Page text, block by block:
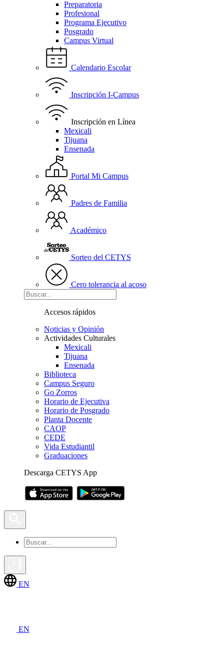
Preparatoria
Profesional
Programa Ejecutivo
Posgrado
Campus Virtual
Calendario Escolar
Inscripción I-Campus
Inscripción en Línea
Mexicali
Tijuana
Ensenada
Portal Mi Campus
Padres de Familia
Académico
Sorteo del CETYS
Cero tolerancia al acoso
Accesos rápidos
Noticias y Opinión
Actividades Culturales
Mexicali
Tijuana
Ensenada
Biblioteca
Campus Seguro
Go Zorros
Horario de Ejecutiva
Horario de Posgrado
Planta Docente
CAOP
CEDE
Vida Estudiantil
Graduaciones
Descarga CETYS App
EN
EN